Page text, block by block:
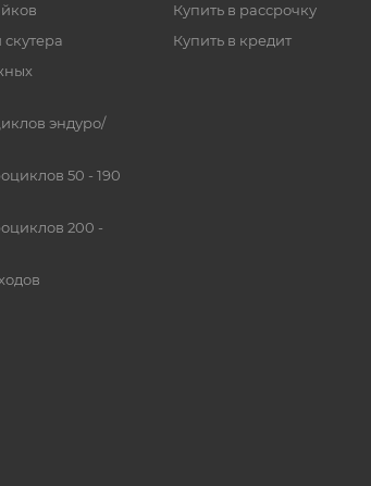
эндуро/
50 - 190
200 -
Купить в рассрочку
Купить в кредит